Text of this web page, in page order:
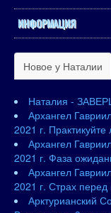
ИНФОРМАЦИЯ
Новое у Наталии
Наталия -
Архангел
2021 г.
Архангел
2021 г. Фаза
Архангел
2021 г. Страх
Арктурианский